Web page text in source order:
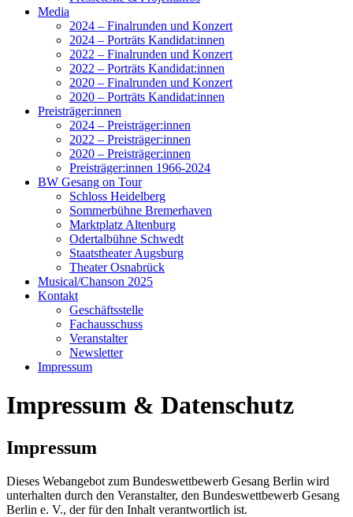
Media
2024 – Finalrunden und Konzert
2024 – Porträts Kandidat:innen
2022 – Finalrunden und Konzert
2022 – Porträts Kandidat:innen
2020 – Finalrunden und Konzert
2020 – Porträts Kandidat:innen
Preisträger:innen
2024 – Preisträger:innen
2022 – Preisträger:innen
2020 – Preisträger:innen
Preisträger:innen 1966-2024
BW Gesang on Tour
Schloss Heidelberg
Sommerbühne Bremerhaven
Marktplatz Altenburg
Odertalbühne Schwedt
Staatstheater Augsburg
Theater Osnabrück
Musical/Chanson 2025
Kontakt
Geschäftsstelle
Fachausschuss
Veranstalter
Newsletter
Impressum
Impressum & Datenschutz
Impressum
Dieses Webangebot zum Bundeswettbewerb Gesang Berlin wird
unterhalten durch den Veranstalter, den Bundeswettbewerb Gesang
Berlin e. V., der für den Inhalt verantwortlich ist.